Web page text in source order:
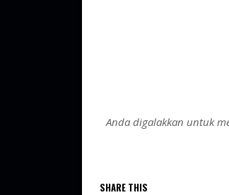
Anda digalakkan untuk
SHARE THIS